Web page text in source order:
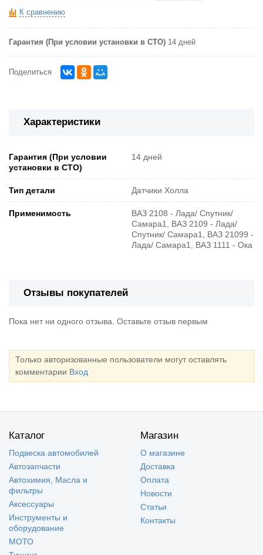
К сравнению
Гарантия (При условии установки в СТО) 14 дней
Поделиться
Характеристики
Гарантия (При условии
установки в СТО)
14 дней
Тип детали Датчики Холла
Применимость
ВАЗ 2108 - Лада/ Спутник/
Самара1, ВАЗ 2109 - Лада/
Спутник/ Самара1, ВАЗ 21099 -
Лада/ Самара1, ВАЗ 1111 - Ока
Отзывы покупателей
Пока нет ни одного отзыва. Оставьте отзыв первым
Только авторизованные пользователи могут оставлять
комментарии Вход
Каталог
Подвеска автомобилей
Автозапчасти
Автохимия, Масла и
фильтры
Аксессуары
Инструменты и
оборудование
МОТО
Магазин
О магазине
Доставка
Оплата
Новости
Статьи
Контакты